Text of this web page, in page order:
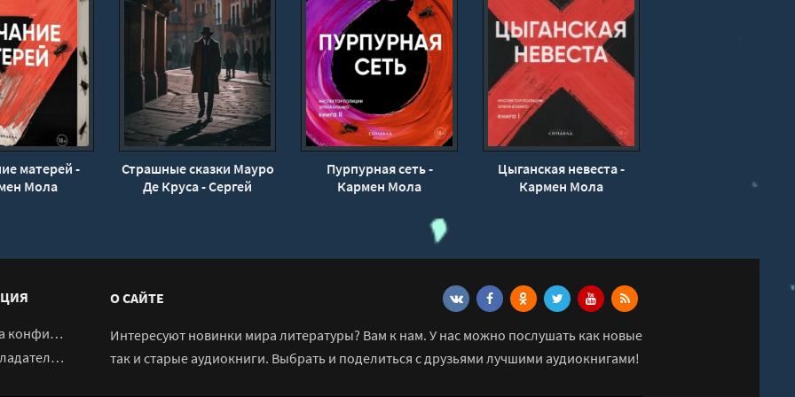
матерей -
Мола
Страшные сказки Мауро
Де Круса - Сергей
Пурпурная сеть -
Кармен Мола
Цыганская невеста -
Кармен Мола
О САЙТЕ
Интересуют новинки мира литературы? Вам к нам. У нас можно послушать как новые
так и старые аудиокниги. Выбрать и поделиться с друзьями лучшими аудиокнигами!